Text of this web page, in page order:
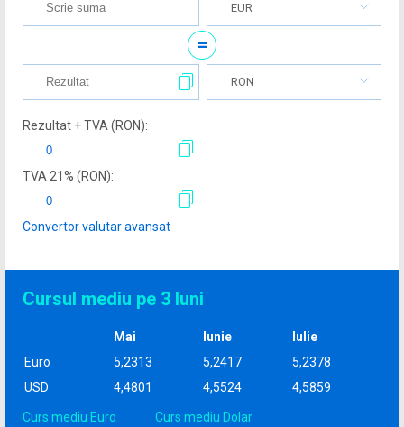
EUR
=
RON
Rezultat + TVA (RON):
TVA 21% (RON):
Convertor valutar avansat
Cursul mediu pe 3 luni
Mai Iunie
Iulie
Euro
5,2313 5,2417
5,2378
USD
4,4801 4,5524 4,5859
Curs mediu Euro Curs mediu Dolar